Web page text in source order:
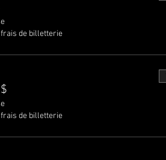
frais de billetterie
frais de billetterie